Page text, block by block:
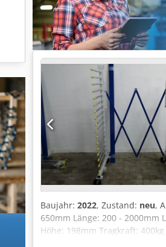
Baujahr: 2022, Zustand: neu,
650mm Länge: 200 - 2000mm
Höhe: 198mm Tragkraft: 400kg